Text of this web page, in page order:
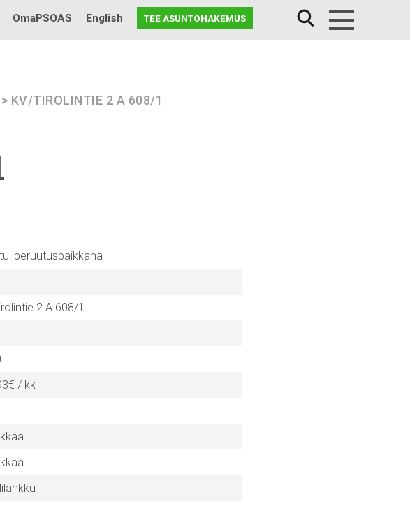
OmaPSOAS English TEE ASUNTOHAKEMUS
> KV/TIROLINTIE 2 A 608/1
2 A 608/1
/ kk